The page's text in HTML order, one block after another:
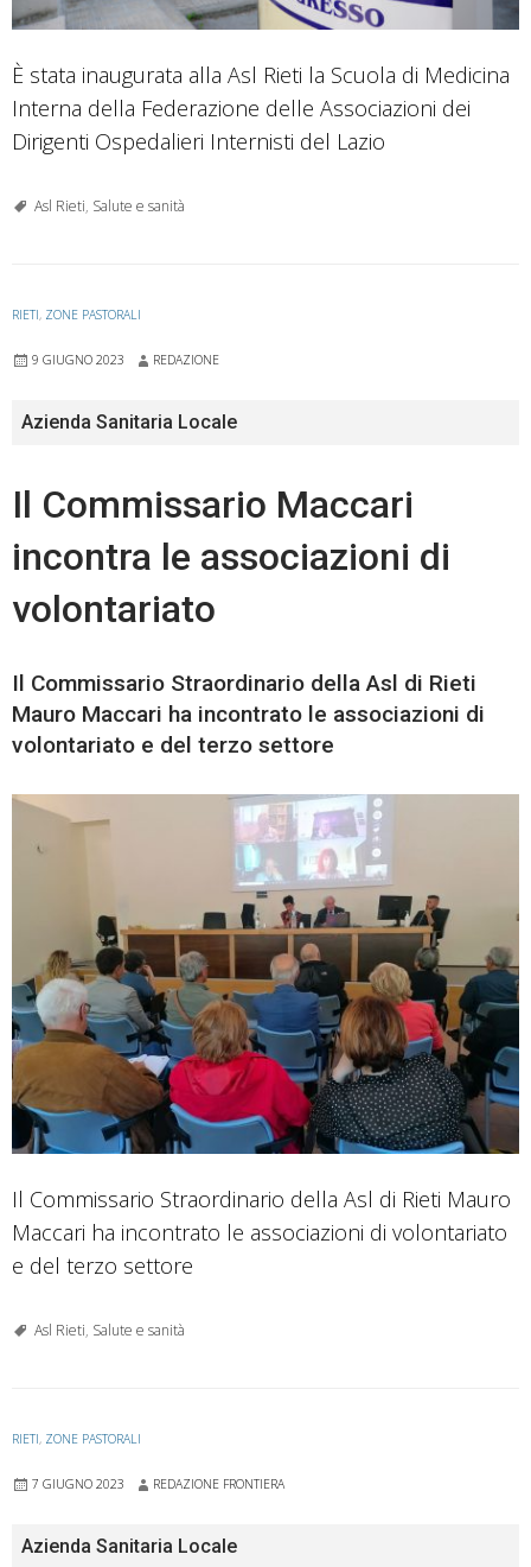
È stata inaugurata alla Asl Rieti la Scuola di Medicina
Interna della Federazione delle Associazioni dei
Dirigenti Ospedalieri Internisti del Lazio
Asl Rieti, Salute e sanità
RIETI, ZONE PASTORALI
9 GIUGNO 2023 REDAZIONE
Azienda Sanitaria Locale
Il Commissario Maccari
incontra le associazioni di
volontariato
Il Commissario Straordinario della Asl di Rieti
Mauro Maccari ha incontrato le associazioni di
volontariato e del terzo settore
Il Commissario Straordinario della Asl di Rieti Mauro
Maccari ha incontrato le associazioni di volontariato
e del terzo settore
Asl Rieti, Salute e sanità
RIETI, ZONE PASTORALI
7 GIUGNO 2023 REDAZIONE FRONTIERA
Azienda Sanitaria Locale